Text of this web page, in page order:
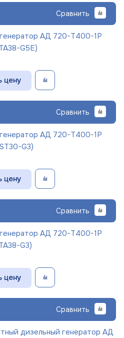
Сравнить
АД 720-Т400-1Р
G5E)
цену
Сравнить
АД 720-Т400-1Р
G3)
цену
Сравнить
АД 720-Т400-1Р
G3)
цену
Сравнить
дизельный генератор АД